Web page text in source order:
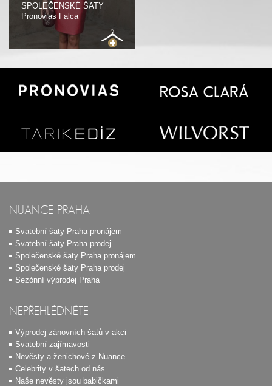
SPOLEČENSKÉ ŠATY
Pronovias Falca
NUANCE PRAHA
Svatební šaty Praha pronájem
Svatební šaty Praha prodej
Společenské šaty Praha pronájem
Společenské šaty Praha prodej
Sezónní výprodej Praha
NEPŘEHLÉDNĚTE
Výprodej zánovních šatů v akci
Svatební zajímavosti
Nevěsty a ženichové z Nuance
Celebrity v šatech od nás
Naše nevěsty jsou babičkami